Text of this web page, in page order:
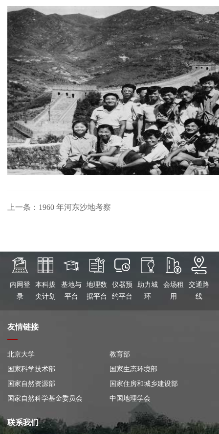
上一条：1960 年河东沙地考察
内网登
录
本科拔
尖计划
基地与
平台
地理数
据平台
仪器预
约平台
助力城
环
会场租
用
交通路
线
友情链接
北京大学
教育部
国家科学技术部
国家生态环境部
国家自然资源部
国家住房和城乡建设部
国家自然科学基金委员会
中国地理学会
联系我们